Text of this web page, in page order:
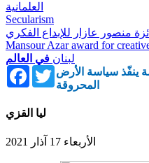
العلمانية
Secularism
منصور عازار للإبداع الفكري
Mansour Azar award for
لبنان في العالم
FacebookTwitter
ينفّذ سياسة الأرض
المحروقة
ليا القزي
الأربعاء 17 آذار 2021